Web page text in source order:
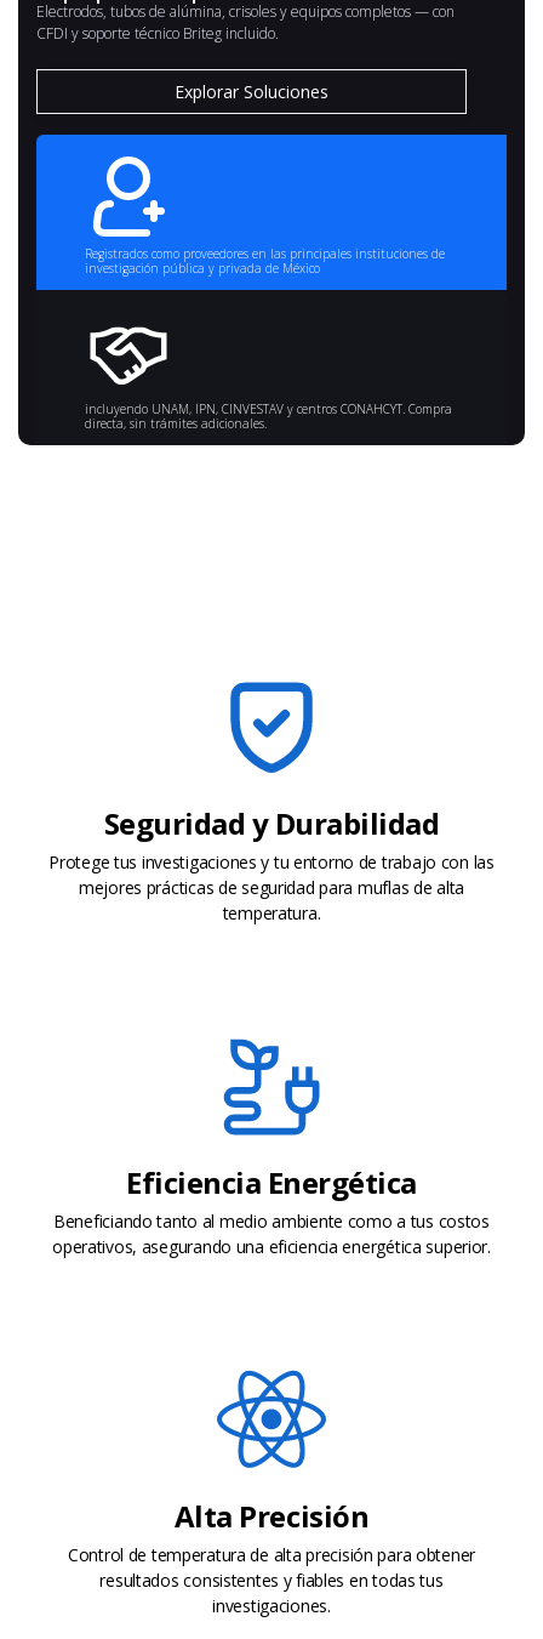
Máxima eficiencia y calidad en cada experimento.
Nuestras muflas son ideales para tus aplicaciones
especificas.
Cotiza ahora
Electrodos, tubos de alúmina, crisoles y equipos completos — con
CFDI y soporte técnico Briteg incluido.
Explorar Soluciones
Registrados como proveedores en las principales instituciones de
investigación pública y privada de México
incluyendo UNAM, IPN, CINVESTAV y centros CONAHCYT. Compra
directa, sin trámites adicionales.
Seguridad y Durabilidad
Protege tus investigaciones y tu entorno de trabajo con las
mejores prácticas de seguridad para muflas de alta
temperatura.
Eficiencia Energética
Beneficiando tanto al medio ambiente como a tus costos
operativos, asegurando una eficiencia energética superior.
Alta Precisión
Control de temperatura de alta precisión para obtener
resultados consistentes y fiables en todas tus
investigaciones.